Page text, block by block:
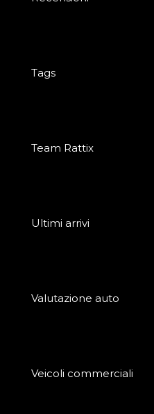
Tags
Team Rattix
Ultimi arrivi
Valutazione auto
Veicoli commerciali